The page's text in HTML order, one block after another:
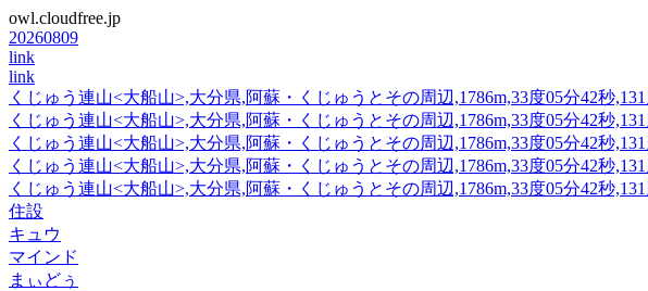
owl.cloudfree.jp
20260809
link
link
くじゅう連山<大船山>,大分県,阿蘇・くじゅうとその周辺,1786m,33度05分42秒
くじゅう連山<大船山>,大分県,阿蘇・くじゅうとその周辺,1786m,33度05分42秒
くじゅう連山<大船山>,大分県,阿蘇・くじゅうとその周辺,1786m,33度05分42秒
くじゅう連山<大船山>,大分県,阿蘇・くじゅうとその周辺,1786m,33度05分42秒
くじゅう連山<大船山>,大分県,阿蘇・くじゅうとその周辺,1786m,33度05分42秒
住設
キュウ
マインド
まぃどぅ